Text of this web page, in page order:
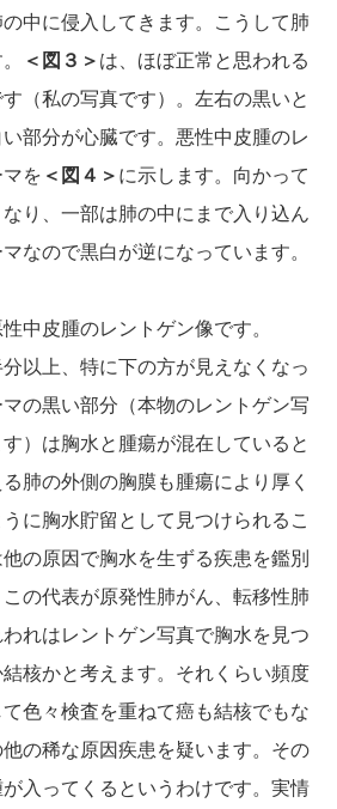
中に侵入してきます。こうして肺
＜図３＞ は、ほぼ正常と思われる
（私の写真です）。左右の黒いと
部分が心臓です。悪性中皮腫のレ
を ＜図４＞ に示します。向かって
り、一部は肺の中にまで入り込ん
なので黒白が逆になっています。
中皮腫のレントゲン像です。
以上、特に下の方が見えなくなっ
の黒い部分（本物のレントゲン写
）は胸水と腫瘍が混在していると
肺の外側の胸膜も腫瘍により厚く
に胸水貯留として見つけられるこ
の原因で胸水を生ずる疾患を鑑別
の代表が原発性肺がん、転移性肺
れはレントゲン写真で胸水を見つ
核かと考えます。それくらい頻度
色々検査を重ねて癌も結核でもな
の稀な原因疾患を疑います。その
入ってくるというわけです。実情